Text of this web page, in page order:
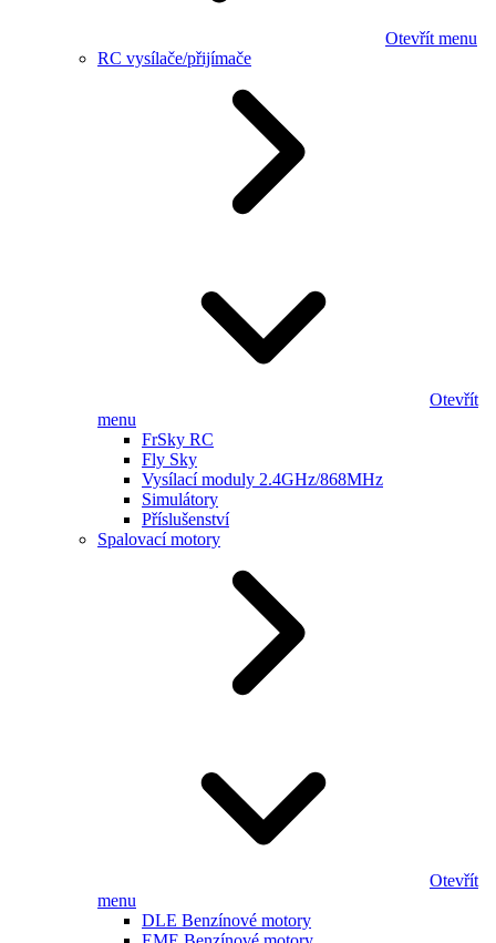
Otevřít menu
RC vysílače/přijímače
Otevřít
menu
FrSky RC
Fly Sky
Vysílací moduly 2.4GHz/868MHz
Simulátory
Příslušenství
Spalovací motory
Otevřít
menu
DLE Benzínové motory